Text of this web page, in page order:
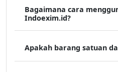
Bagaimana cara
Indoexim.id?
Apakah barang satuan